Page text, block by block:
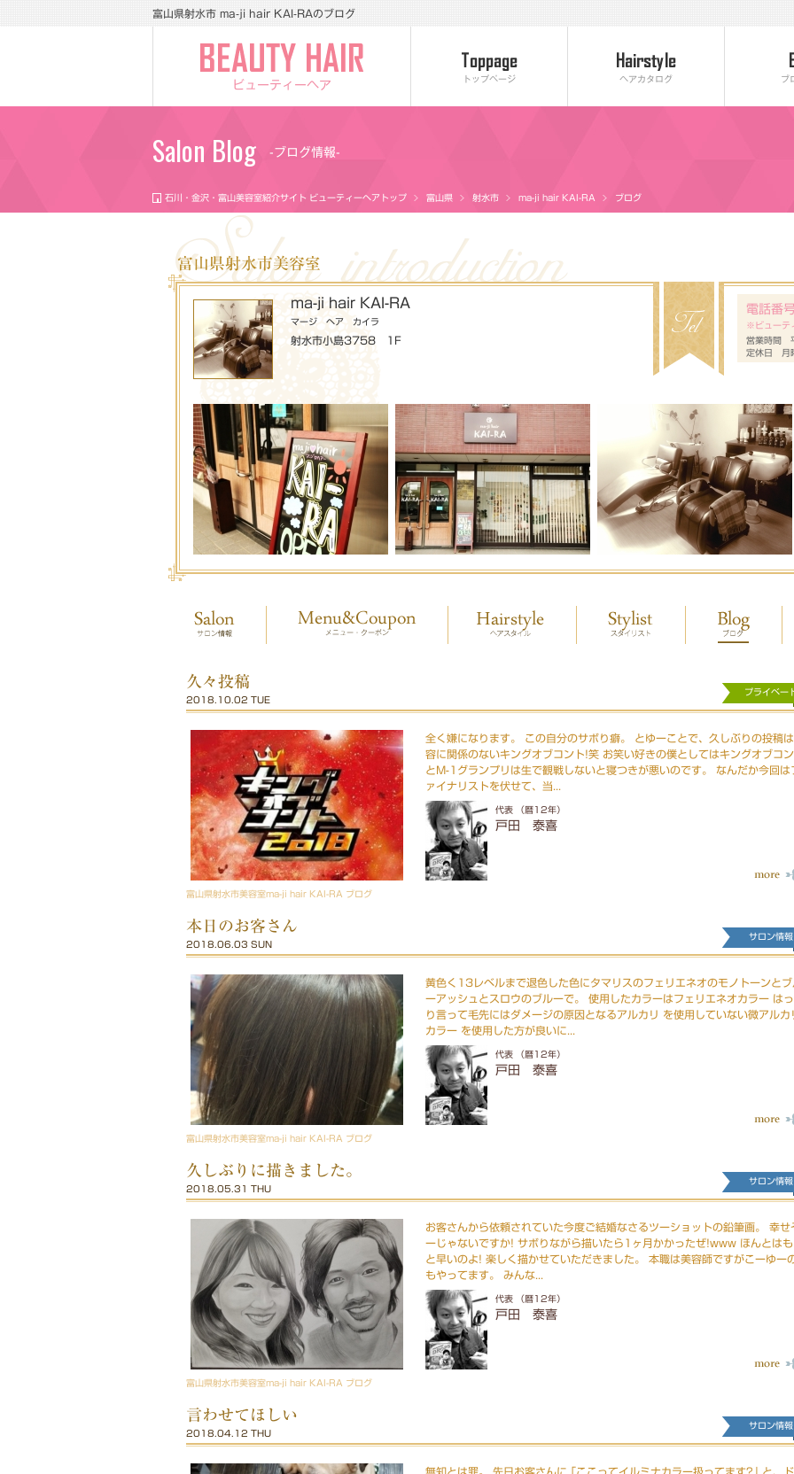
富山県射水市 ma-ji hair KAI-RAのブログ
ビューティーヘア ブ
ヘアカタログ
トップページ
Salon Blog -ブログ情報-
石川・金沢・富山美容室紹介サイト ビューティーヘアトップ 富山県 射水市 ma-ji hair KAI-RA ブログ
富山県射水市美容室
ma-ji hair KAI-RA
マージ ヘア カイラ
射水市小島3758 1F
電話番
※ビューテ
営業時
定休日 月
久々投稿
2018.10.02 TUE
プライベー
全く嫌になります。 この自分のサボり癖。 とゆーことで、久しぶりの投稿
容に関係のないキングオブコント!笑 お笑い好きの僕としてはキングオブコ
とM-1グランプリは生で観戦しないと寝つきが悪いのです。 なんだか今回は
ァイナリストを伏せて、当...
代表 （暦12年）
戸田 泰喜
富山県射水市美容室ma-ji hair KAI-RA ブログ
本日のお客さん
2018.06.03 SUN
サロン情報
黄色く13レベルまで退色した色にタマリスのフェリエネオのモノトーンとブ
ーアッシュとスロウのブルーで。 使用したカラーはフェリエネオカラー は
り言って毛先にはダメージの原因となるアルカリ を使用していない微アルカ
カラー を使用した方が良いに...
代表 （暦12年）
戸田 泰喜
富山県射水市美容室ma-ji hair KAI-RA ブログ
久しぶりに描きました。
2018.05.31 THU
サロン情報
お客さんから依頼されていた今度ご結婚なさるツーショットの鉛筆画。 幸せ
ーじゃないですか! サボりながら描いたら1ヶ月かかったぜ!www ほんとはも
と早いのよ! 楽しく描かせていただきました。 本職は美容師ですがこーゆー
もやってます。 みんな...
代表 （暦12年）
戸田 泰喜
富山県射水市美容室ma-ji hair KAI-RA ブログ
言わせてほしい
2018.04.12 THU
サロン情報
無知とは罪。 先日お客さんに ｢ここってイルミナカラー扱ってます?｣ と、